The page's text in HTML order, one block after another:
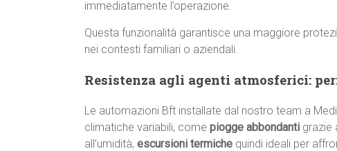
immediatamente l’operazione.
Questa funzionalità garantisce una maggiore
nei contesti familiari o aziendali.
Resistenza agli agenti atmosferici:
Le automazioni Bft installate dal nostro team a
climatiche variabili, come piogge abbondanti grazie
all’umidità, escursioni termiche quindi ideali per